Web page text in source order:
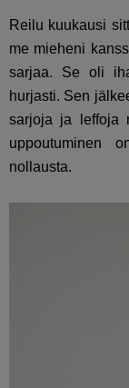
Reilu kuukausi
me mieheni
sarjaa. Se oli
hurjasti. Sen
sarjoja ja leffoja
uppoutuminen
nollausta.